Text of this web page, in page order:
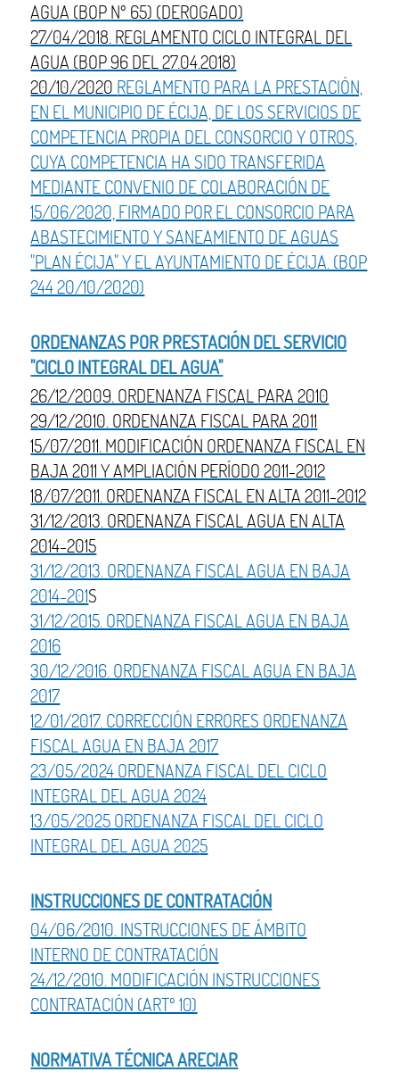
AGUA (BOP Nº 65) (DEROGADO)
27/04/2018. REGLAMENTO CICLO INTEGRAL DEL
AGUA (BOP 96 DEL 27.04.2018)
20/10/2020 REGLAMENTO PARA LA PRESTACIÓN,
EN EL MUNICIPIO DE ÉCIJA, DE LOS SERVICIOS DE
COMPETENCIA PROPIA DEL CONSORCIO Y OTROS,
CUYA COMPETENCIA HA SIDO TRANSFERIDA
MEDIANTE CONVENIO DE COLABORACIÓN DE
15/06/2020, FIRMADO POR EL CONSORCIO PARA
ABASTECIMIENTO Y SANEAMIENTO DE AGUAS
"PLAN ÉCIJA" Y EL AYUNTAMIENTO DE ÉCIJA. (BOP
244 20/10/2020)
ORDENANZAS POR PRESTACIÓN DEL SERVICIO
"CICLO INTEGRAL DEL AGUA"
26/12/2009. ORDENANZA FISCAL PARA 2010
29/12/2010. ORDENANZA FISCAL PARA 2011
15/07/2011. MODIFICACIÓN ORDENANZA FISCAL EN
BAJA 2011 Y AMPLIACIÓN PERÍODO 2011-2012
18/07/2011. ORDENANZA FISCAL EN ALTA 2011-2012
31/12/2013. ORDENANZA FISCAL AGUA EN ALTA
2014-2015
31/12/2013. ORDENANZA FISCAL AGUA EN BAJA
2014-201S
31/12/2015. ORDENANZA FISCAL AGUA EN BAJA
2016
30/12/2016. ORDENANZA FISCAL AGUA EN BAJA
2017
12/01/2017. CORRECCIÓN ERRORES ORDENANZA
FISCAL AGUA EN BAJA 2017
23/05/2024 ORDENANZA FISCAL DEL CICLO
INTEGRAL DEL AGUA 2024
13/05/2025 ORDENANZA FISCAL DEL CICLO
INTEGRAL DEL AGUA 2025
INSTRUCCIONES DE CONTRATACIÓN
04/06/2010. INSTRUCCIONES DE ÁMBITO
INTERNO DE CONTRATACIÓN
24/12/2010. MODIFICACIÓN INSTRUCCIONES
CONTRATACIÓN (ARTº 10)
NORMATIVA TÉCNICA ARECIAR